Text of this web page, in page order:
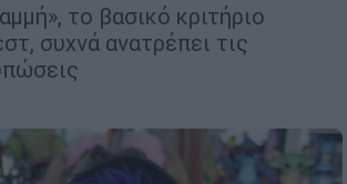
το βασικό κριτήριο
συχνά ανατρέπει τις